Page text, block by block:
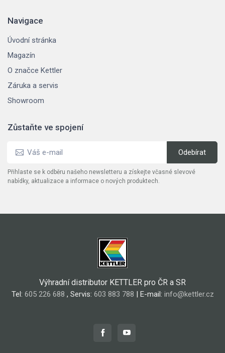
Navigace
Úvodní stránka
Magazín
O značce Kettler
Záruka a servis
Showroom
Zůstaňte ve spojení
Přihlaste se k odběru našeho newsletteru a získejte včasné slevové
nabídky, aktualizace a informace o nových produktech.
Výhradní distributor KETTLER pro ČR a SR
Tel: 605 226 688 , Servis: 603 883 788 | E-mail: info@kettler.cz